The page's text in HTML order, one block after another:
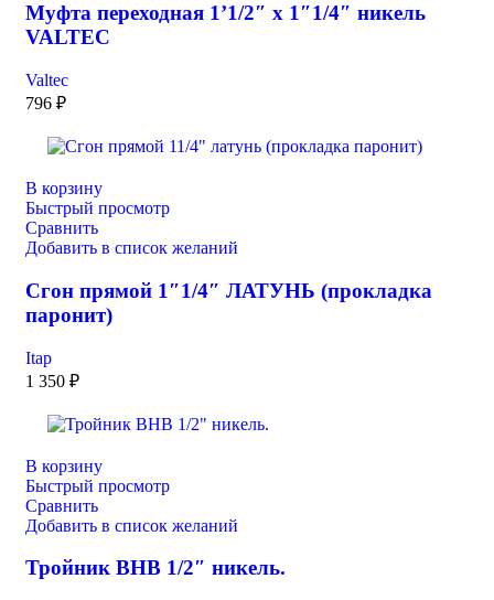
Муфта переходная 1’1/2″ х 1″1/4″ никель
VALTEC
Valtec
796 ₽
В корзину
Быстрый просмотр
Сравнить
Добавить в список желаний
Сгон прямой 1″1/4″ ЛАТУНЬ (прокладка
паронит)
Itap
1 350 ₽
В корзину
Быстрый просмотр
Сравнить
Добавить в список желаний
Тройник ВНВ 1/2″ никель.